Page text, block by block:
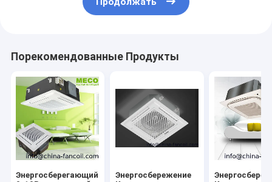
Порекомендованные Продукты
Энергосберегающий
Энергосбережение